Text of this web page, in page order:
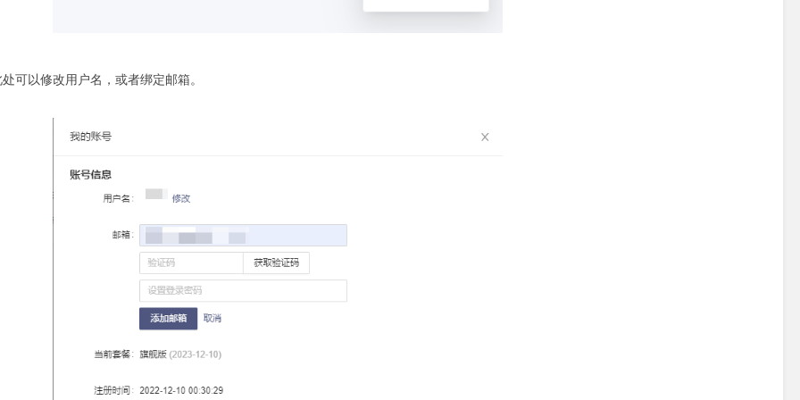
可以修改用户名，或者绑定邮箱。